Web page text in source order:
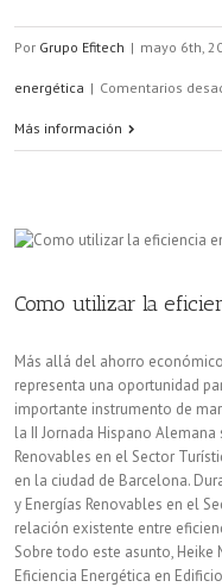
Por Grupo Efitech | mayo 6th,
energética | Comentarios
Más información
Como utilizar la
Más allá del ahorro
representa una oportunidad
importante instrumento de
la II Jornada Hispano
Renovables en el Sector
en la ciudad de Barcelona.
y Energías Renovables en el
relación existente entre
Sobre todo este asunto, Heike
Eficiencia Energética en